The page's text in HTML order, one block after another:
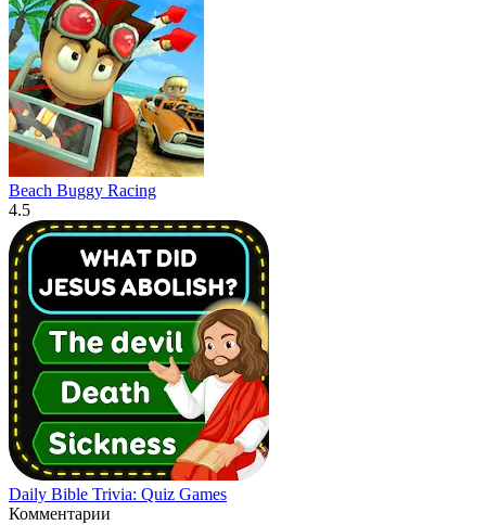
Beach Buggy Racing
4.5
Daily Bible Trivia: Quiz Games
Комментарии